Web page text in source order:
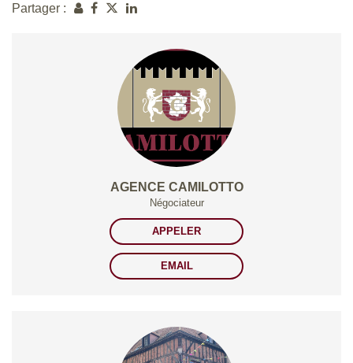
Partager :
AGENCE CAMILOTTO
Négociateur
APPELER
EMAIL